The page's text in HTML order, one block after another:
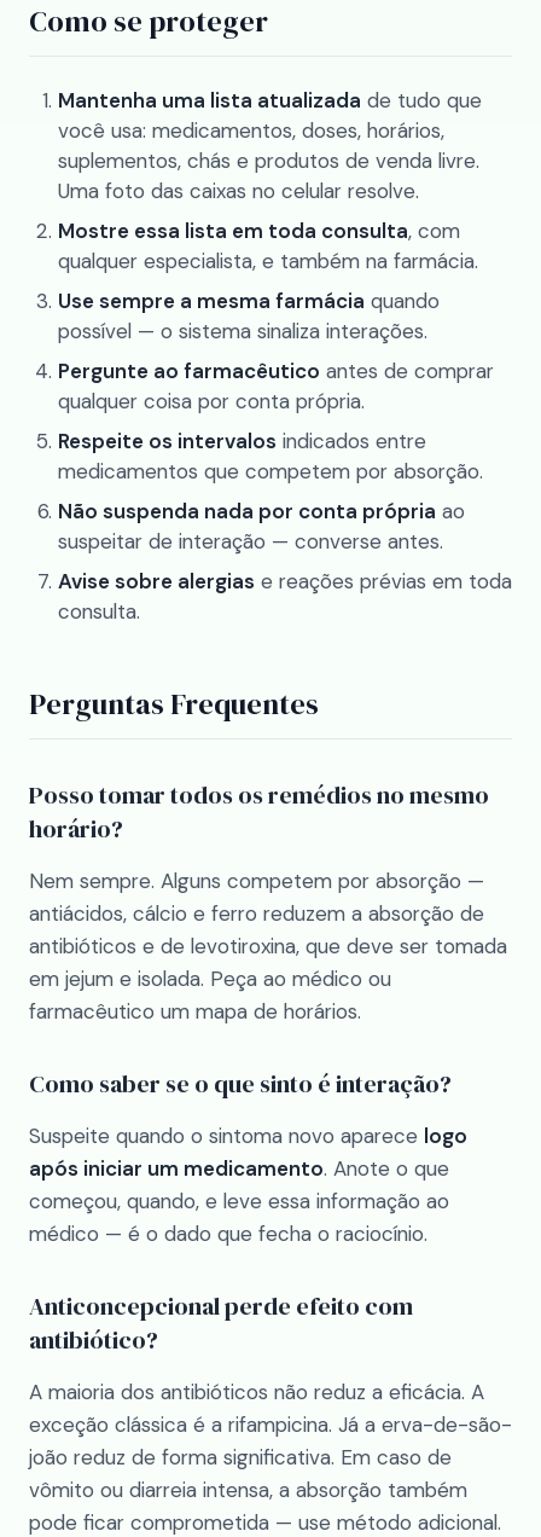
Como se proteger
Mantenha uma lista atualizada de tudo que
você usa: medicamentos, doses, horários,
suplementos, chás e produtos de venda livre.
Uma foto das caixas no celular resolve.
Mostre essa lista em toda consulta, com
qualquer especialista, e também na farmácia.
Use sempre a mesma farmácia quando
possível — o sistema sinaliza interações.
Pergunte ao farmacêutico antes de comprar
qualquer coisa por conta própria.
Respeite os intervalos indicados entre
medicamentos que competem por absorção.
Não suspenda nada por conta própria ao
suspeitar de interação — converse antes.
Avise sobre alergias e reações prévias em toda
consulta.
Perguntas Frequentes
Posso tomar todos os remédios no mesmo
horário?
Nem sempre. Alguns competem por absorção —
antiácidos, cálcio e ferro reduzem a absorção de
antibióticos e de levotiroxina, que deve ser tomada
em jejum e isolada. Peça ao médico ou
farmacêutico um mapa de horários.
Como saber se o que sinto é interação?
Suspeite quando o sintoma novo aparece logo
após iniciar um medicamento. Anote o que
começou, quando, e leve essa informação ao
médico — é o dado que fecha o raciocínio.
Anticoncepcional perde efeito com
antibiótico?
A maioria dos antibióticos não reduz a eficácia. A
exceção clássica é a rifampicina. Já a erva-de-são-
joão reduz de forma significativa. Em caso de
vômito ou diarreia intensa, a absorção também
pode ficar comprometida — use método adicional.